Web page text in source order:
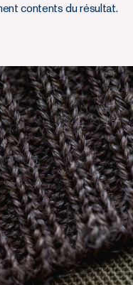
contents du résultat.